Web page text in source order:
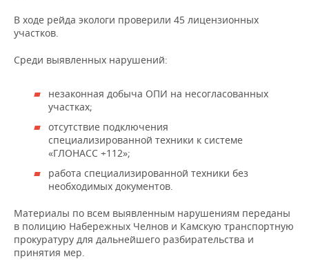
ВОДНЫЕ ВИДЫ СПОРТА
ХОККЕЙ С МЯЧОМ
ОБРАЗОВАНИЕ
ПРОИСШЕСТВИЯ
В ходе рейда экологи проверили 45 лицензионных
участков.
Среди выявленных нарушений:
незаконная добыча ОПИ на несогласованных
участках;
отсутствие подключения
специализированной техники к системе
«ГЛОНАСС +112»;
работа специализированной техники без
необходимых документов.
Материалы по всем выявленным нарушениям переданы
в полицию Набережных Челнов и Камскую транспортную
прокуратуру для дальнейшего разбирательства и
принятия мер.